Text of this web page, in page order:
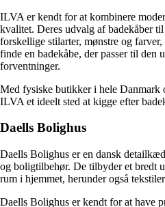
ILVA er kendt for at kombinere
kvalitet. Deres udvalg af badekåber
forskellige stilarter, mønstre og
finde en badekåbe, der passer til den
forventninger.
Med fysiske butikker i hele
ILVA et ideelt sted at kigge efter
Daells Bolighus
Daells Bolighus er en dansk
og boligtilbehør. De tilbyder et bredt
rum i hjemmet, herunder også
Daells Bolighus er kendt for at have